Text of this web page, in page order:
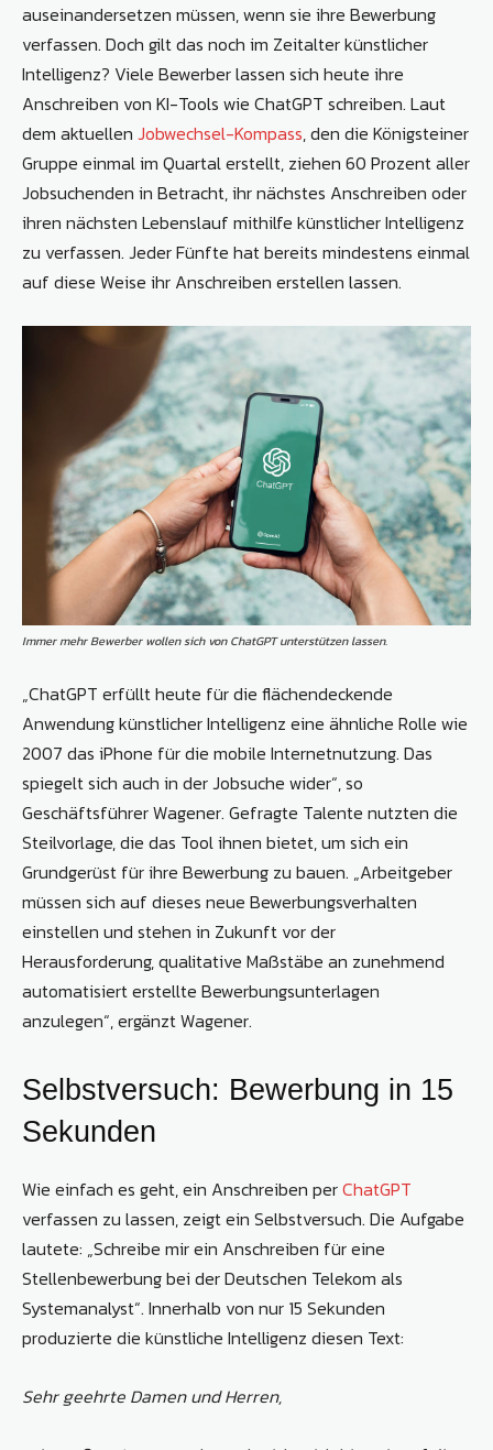
auseinandersetzen müssen, wenn sie ihre Bewerbung
verfassen. Doch gilt das noch im Zeitalter künstlicher
Intelligenz? Viele Bewerber lassen sich heute ihre
Anschreiben von KI-Tools wie ChatGPT schreiben. Laut
dem aktuellen Jobwechsel-Kompass, den die Königsteiner
Gruppe einmal im Quartal erstellt, ziehen 60 Prozent aller
Jobsuchenden in Betracht, ihr nächstes Anschreiben oder
ihren nächsten Lebenslauf mithilfe künstlicher Intelligenz
zu verfassen. Jeder Fünfte hat bereits mindestens einmal
auf diese Weise ihr Anschreiben erstellen lassen.
Immer mehr Bewerber wollen sich von ChatGPT unterstützen lassen.
„ChatGPT erfüllt heute für die flächendeckende
Anwendung künstlicher Intelligenz eine ähnliche Rolle wie
2007 das iPhone für die mobile Internetnutzung. Das
spiegelt sich auch in der Jobsuche wider“, so
Geschäftsführer Wagener. Gefragte Talente nutzten die
Steilvorlage, die das Tool ihnen bietet, um sich ein
Grundgerüst für ihre Bewerbung zu bauen. „Arbeitgeber
müssen sich auf dieses neue Bewerbungsverhalten
einstellen und stehen in Zukunft vor der
Herausforderung, qualitative Maßstäbe an zunehmend
automatisiert erstellte Bewerbungsunterlagen
anzulegen“, ergänzt Wagener.
Selbstversuch: Bewerbung in 15
Sekunden
Wie einfach es geht, ein Anschreiben perChatGPT
verfassen zu lassen, zeigt ein Selbstversuch. Die Aufgabe
lautete: „Schreibe mir ein Anschreiben für eine
Stellenbewerbung bei der Deutschen Telekom als
Systemanalyst“. Innerhalb von nur 15 Sekunden
produzierte die künstliche Intelligenz diesen Text:
Sehr geehrte Damen und Herren,